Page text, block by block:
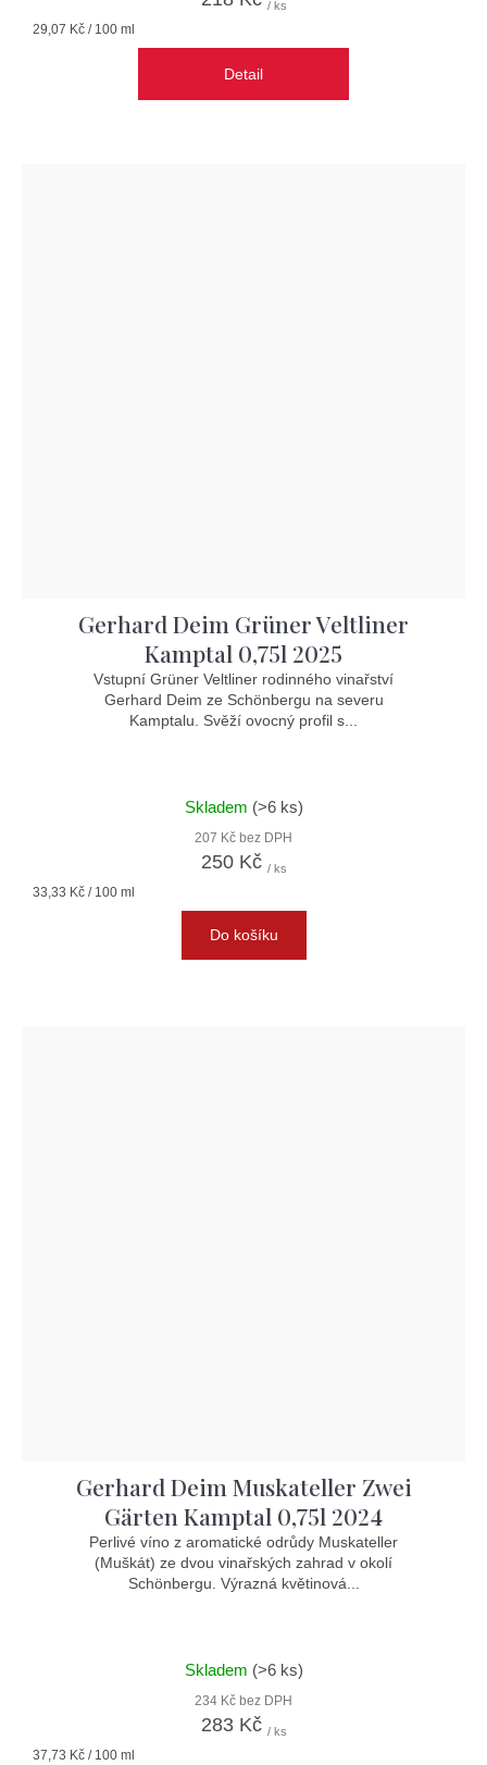
/ ks
Měrná
29,07 Kč / 100 ml
Detail
Gerhard Deim Grüner Veltliner
Kamptal 0,75l 2025
Vstupní Grüner Veltliner rodinného vinařství
Gerhard Deim ze Schönbergu na severu
Kamptalu. Svěží ovocný profil s...
Skladem (>6 ks)
207 Kč bez DPH
250 Kč / ks
Měrná
33,33 Kč / 100 ml
Do košíku
Gerhard Deim Muskateller Zwei
Gärten Kamptal 0,75l 2024
Perlivé víno z aromatické odrůdy Muskateller
(Muškát) ze dvou vinařských zahrad v okolí
Schönbergu. Výrazná květinová...
Skladem (>6 ks)
234 Kč bez DPH
283 Kč / ks
Měrná
37,73 Kč / 100 ml